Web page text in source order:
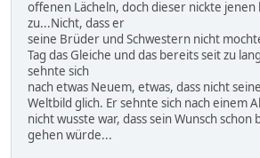
offenen Lächeln, doch dieser nickte jenen
zu...Nicht, dass er
seine Brüder und Schwestern nicht
Tag das Gleiche und das bereits seit zu
sehnte sich
nach etwas Neuem, etwas, dass nicht
Weltbild glich. Er sehnte sich nach einem
nicht wusste war, dass sein Wunsch schon
gehen würde...